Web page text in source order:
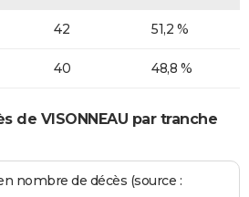
42 51,2 %
40 48,8 %
de VISONNEAU par tranche
nombre de décès (source :